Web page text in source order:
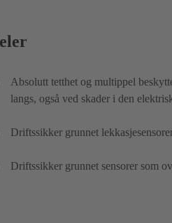
Absolutt tetthet og multippel
langs, også ved skader i den
Driftssikker grunnet
Driftssikker grunnet sensorer som